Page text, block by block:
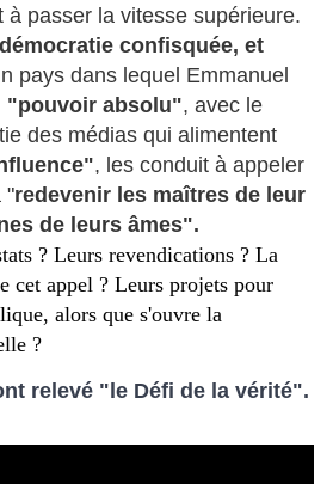
à passer la vitesse supérieure.
démocratie confisquée, et
pays dans lequel Emmanuel
"pouvoir absolu", avec le
des médias qui alimentent
, les conduit à appeler
"redevenir les maîtres de leur
de leurs âmes".
? Leurs revendications ? La
cet appel ? Leurs projets pour
alors que s'ouvre la
?
relevé "le Défi de la vérité".